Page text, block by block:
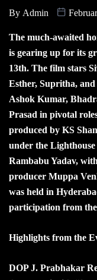
By Admin
The much-awaited
is gearing up for its
13th. The film stars
Esther, Supritha,
Ashok Kumar,
Prasad in pivotal
produced by KS
under the
Rambabu Yadav,
producer Muppa
was held in
participation from
Highlights from the
DOP J. Prabhakar